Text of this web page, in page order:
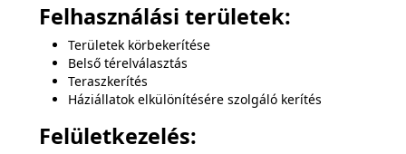
Felhasználási területek:
Területek körbekerítése
Belső térelválasztás
Teraszkerítés
Háziállatok elkülönítésére szolgáló kerítés
Felületkezelés: